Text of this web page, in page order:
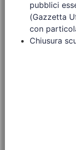
pubblici
(Gazzetta
con
Chiusura